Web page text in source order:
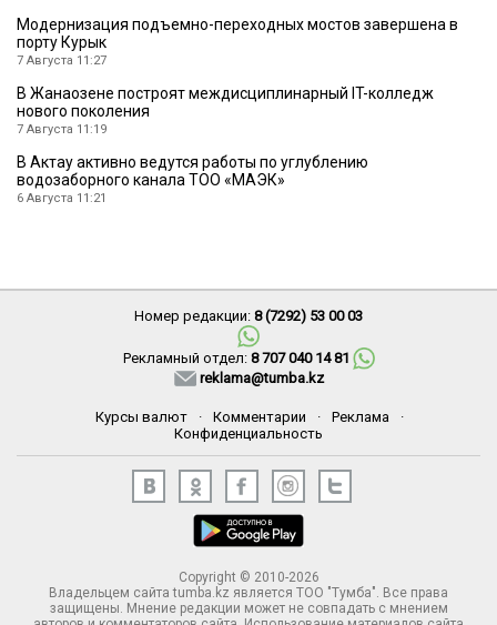
Модернизация подъемно-переходных мостов завершена в
порту Курык
7 Августа 11:27
В Жанаозене построят междисциплинарный IT-колледж
нового поколения
7 Августа 11:19
В Актау активно ведутся работы по углублению
водозаборного канала ТОО «МАЭК»
6 Августа 11:21
Номер редакции: 8 (7292) 53 00 03
Рекламный отдел: 8 707 040 14 81
reklama@tumba.kz
Курсы валют · Комментарии · Реклама
·
Конфиденциальность
Copyright © 2010-2026
Владельцем сайта tumba.kz является ТОО "Тумба". Все права
защищены. Мнение редакции может не совпадать с мнением